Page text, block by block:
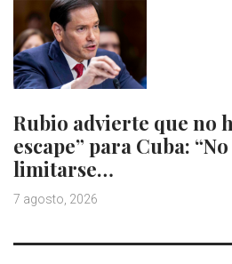
Rubio advierte que no
escape” para Cuba:
limitarse…
7 agosto, 2026